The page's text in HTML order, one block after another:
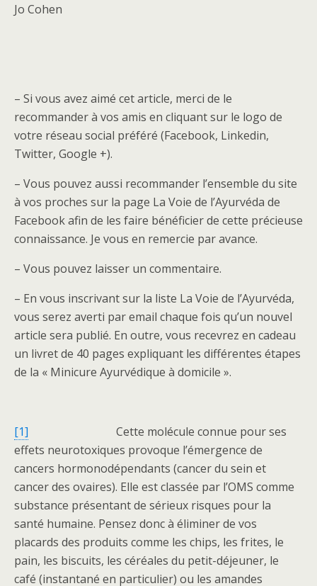
Jo Cohen
– Si vous avez aimé cet article, merci de le
recommander à vos amis en cliquant sur le logo de
votre réseau social préféré (Facebook, Linkedin,
Twitter, Google +).
– Vous pouvez aussi recommander l’ensemble du site
à vos proches sur la page La Voie de l’Ayurvéda de
Facebook afin de les faire bénéficier de cette précieuse
connaissance. Je vous en remercie par avance.
– Vous pouvez laisser un commentaire.
– En vous inscrivant sur la liste La Voie de l’Ayurvéda,
vous serez averti par email chaque fois qu’un nouvel
article sera publié. En outre, vous recevrez en cadeau
un livret de 40 pages expliquant les différentes étapes
de la « Minicure Ayurvédique à domicile ».
[1] Cette molécule connue pour ses
effets neurotoxiques provoque l’émergence de
cancers hormonodépendants (cancer du sein et
cancer des ovaires). Elle est classée par l’OMS comme
substance présentant de sérieux risques pour la
santé humaine. Pensez donc à éliminer de vos
placards des produits comme les chips, les frites, le
pain, les biscuits, les céréales du petit-déjeuner, le
café (instantané en particulier) ou les amandes